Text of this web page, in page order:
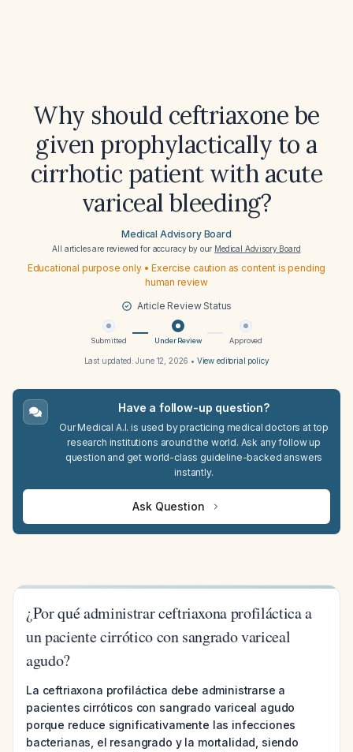
Why should ceftriaxone be
given prophylactically to a
cirrhotic patient with acute
variceal bleeding?
Medical Advisory Board
All articles are reviewed for accuracy by our Medical Advisory Board
Educational purpose only • Exercise caution as content is pending
human review
Article Review Status
Submitted Under Review Approved
Last updated:June 12, 2026 • View editorial policy
Have a follow-up question?
Our Medical A.I. is used by practicing medical doctors at top
research institutions around the world. Ask any follow up
question and get world-class guideline-backed answers
instantly.
Ask Question
¿Por qué administrar ceftriaxona profiláctica a
un paciente cirrótico con sangrado variceal
agudo?
La ceftriaxona profiláctica debe administrarse a
pacientes cirróticos con sangrado variceal agudo
porque reduce significativamente las infecciones
bacterianas, el resangrado y la mortalidad, siendo